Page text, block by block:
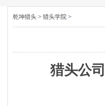
乾坤猎头 > 猎头学院 >
猎头公司